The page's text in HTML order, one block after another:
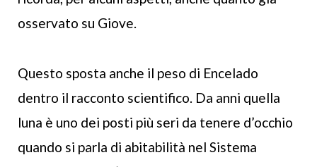
osservato su Giove.
Questo sposta anche il peso di Encelado
dentro il racconto scientifico. Da anni quella
luna è uno dei posti più seri da tenere d’occhio
quando si parla di abitabilità nel Sistema